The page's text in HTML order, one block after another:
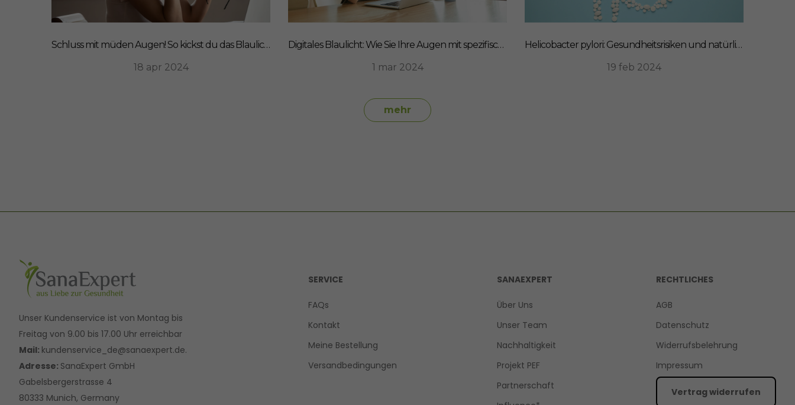
Schluss mit müden Augen! So kickst du das Blaulicht aus deinem Leben
18 apr 2024
Digitales Blaulicht: Wie Sie Ihre Augen mit spezifischen Nahrungsergänzungsmitteln schützen können
1 mar 2024
Helicobacter pylori: Gesundheitsrisiken und natürliche Heilmittel
19 feb 2024
mehr
Unser Kundenservice ist von Montag bis
Freitag von 9.00 bis 17.00 Uhr erreichbar
Mail: kundenservice_de@sanaexpert.de.
Adresse: SanaExpert GmbH
Gabelsbergerstrasse 4
80333 Munich, Germany
SERVICE
FAQs
Kontakt
Meine Bestellung
Versandbedingungen
SANAEXPERT
Über Uns
Unser Team
Nachhaltigkeit
Projekt PEF
Partnerschaft
RECHTLICHES
AGB
Datenschutz
Widerrufsbelehrung
Impressum
Vertrag widerrufen